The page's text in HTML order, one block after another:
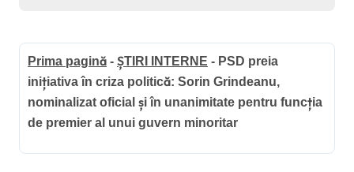
Prima pagină - ȘTIRI INTERNE - PSD preia
inițiativa în criza politică: Sorin Grindeanu,
nominalizat oficial și în unanimitate pentru funcția
de premier al unui guvern minoritar